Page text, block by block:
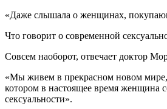
«Даже слышала о женщинах,
Что говорит о современной
Совсем наоборот, отвечает доктор
«Мы живем в прекрасном новом мире,
котором в настоящее время женщина
сексуальности».